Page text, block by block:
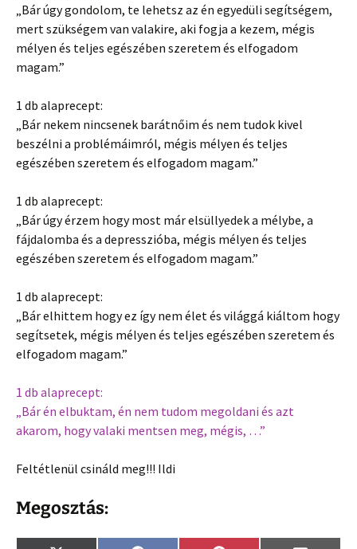
„Bár úgy gondolom, te lehetsz az én egyedüli segítségem,
mert szükségem van valakire, aki fogja a kezem, mégis
mélyen és teljes egészében szeretem és elfogadom
magam.”
1 db alaprecept:
„Bár nekem nincsenek barátnőim és nem tudok kivel
beszélni a problémáimról, mégis mélyen és teljes
egészében szeretem és elfogadom magam.”
1 db alaprecept:
„Bár úgy érzem hogy most már elsüllyedek a mélybe, a
fájdalomba és a depresszióba, mégis mélyen és teljes
egészében szeretem és elfogadom magam.”
1 db alaprecept:
„Bár elhittem hogy ez így nem élet és világgá kiáltom hogy
segítsetek, mégis mélyen és teljes egészében szeretem és
elfogadom magam.”
1 db alaprecept:
„Bár én elbuktam, én nem tudom megoldani és azt
akarom, hogy valaki mentsen meg, mégis, …”
Feltétlenül csináld meg!!! Ildi
Megosztás: